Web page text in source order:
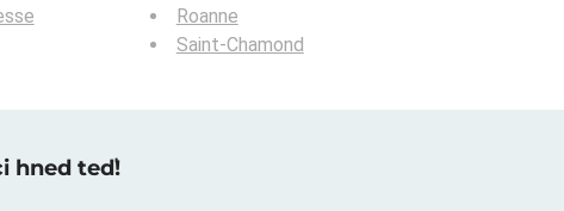
Roanne
Saint-Chamond
hned teď!